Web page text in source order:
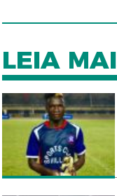
LEIA